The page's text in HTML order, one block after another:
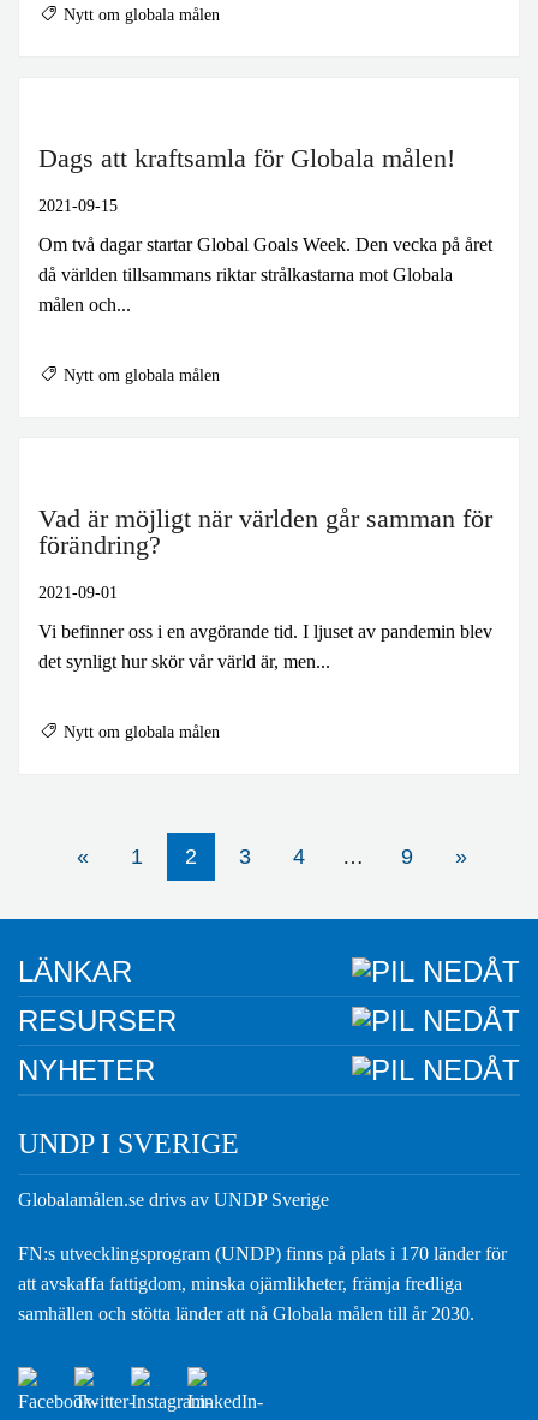
Nytt om globala målen
Dags att kraftsamla för Globala målen!
2021-09-15
Om två dagar startar Global Goals Week. Den vecka på året
då världen tillsammans riktar strålkastarna mot Globala
målen och...
Nytt om globala målen
Vad är möjligt när världen går samman för
förändring?
2021-09-01
Vi befinner oss i en avgörande tid. I ljuset av pandemin blev
det synligt hur skör vår värld är, men...
Nytt om globala målen
« 1 2 3 4 … 9 »
LÄNKAR
RESURSER
NYHETER
UNDP I SVERIGE
Globalamålen.se drivs av UNDP Sverige
FN:s utvecklingsprogram (UNDP) finns på plats i 170 länder för
att avskaffa fattigdom, minska ojämlikheter, främja fredliga
samhällen och stötta länder att nå Globala målen till år 2030.